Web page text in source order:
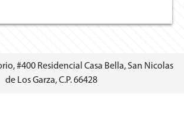
#400 Residencial Casa Bella, San Nicolas
de Los Garza, C.P. 66428